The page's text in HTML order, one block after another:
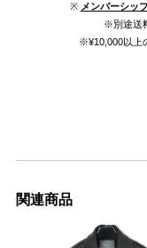
※ メンバーシッ
※別途送
※¥10,000以上
関連商品